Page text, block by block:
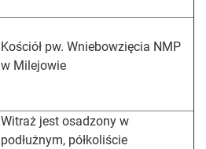
Kościół pw. Wniebowzięcia NMP
w Milejowie
Witraż jest osadzony w
podłużnym, półkoliście